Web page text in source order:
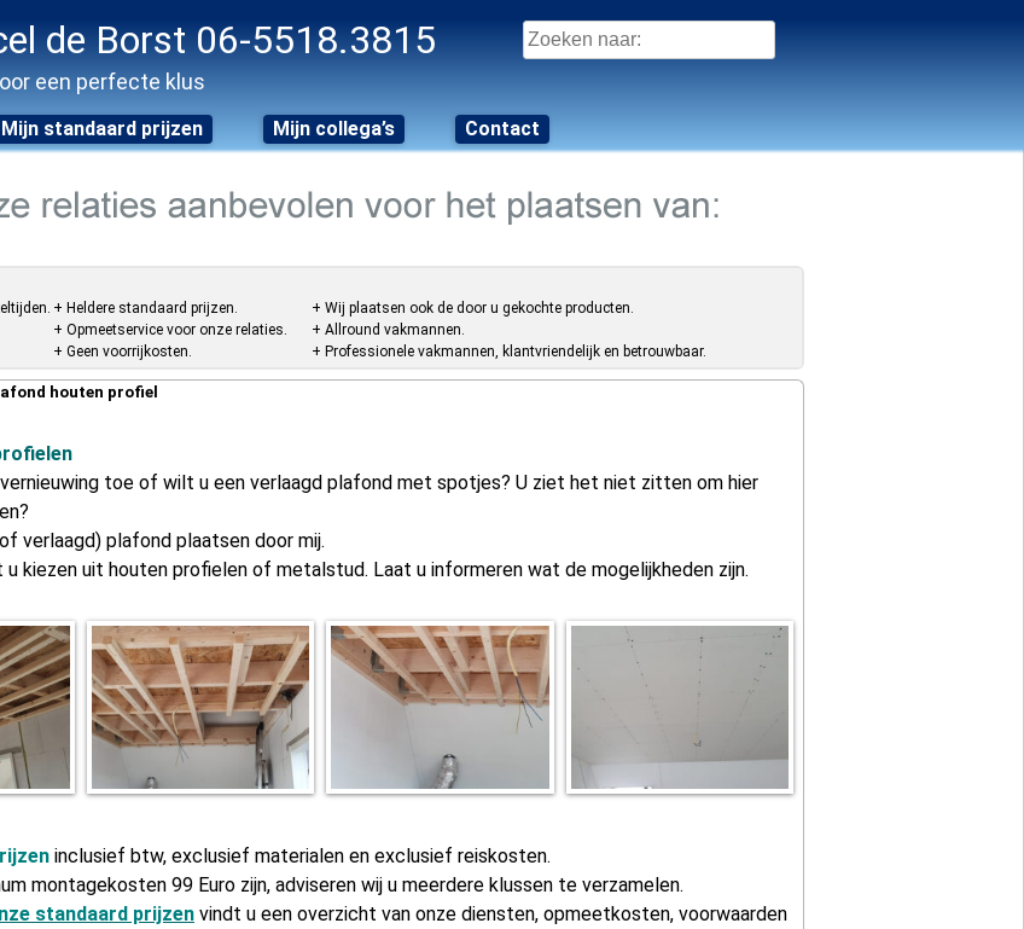
de Borst 06-5518.3815
een perfecte klus
Zoeken
naar:
Mijn standaard prijzen Mijn collega’s Contact
+ Heldere standaard prijzen.
+ Opmeetservice voor onze relaties.
+ Geen voorrijkosten.
+ Wij plaatsen ook de door u gekochte producten.
+ Allround vakmannen.
+ Professionele vakmannen, klantvriendelijk en betrouwbaar.
houten profiel
toe of wilt u een verlaagd plafond met spotjes? U ziet het niet zitten om hier
verlaagd) plafond plaatsen door mij.
u kiezen uit houten profielen of metalstud. Laat u informeren wat de mogelijkheden zijn.
inclusief btw, exclusief materialen en exclusief reiskosten.
montagekosten 99 Euro zijn, adviseren wij u meerdere klussen te verzamelen.
standaard prijzen vindt u een overzicht van onze diensten, opmeetkosten, voorwaarden